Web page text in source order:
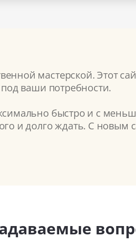
мастерской. Этот
ваши потребности.
быстро и с
и долго ждать. С